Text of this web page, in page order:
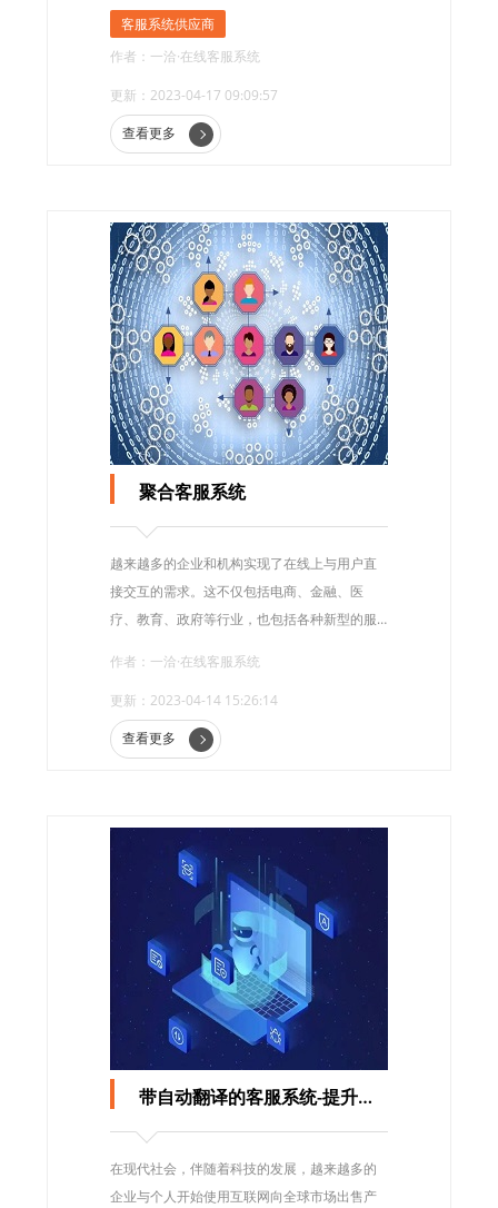
统供应商这一领域也逐渐崭露头角。
客服系统供应商
作者：一洽·在线客服系统
更新：2023-04-17 09:09:57
查看更多
聚合客服系统
越来越多的企业和机构实现了在线上与用户直
接交互的需求。这不仅包括电商、金融、医
疗、教育、政府等行业，也包括各种新型的服
交互过程中，用户与平台之间的沟通成为了其
中至关重要的一环。
作者：一洽·在线客服系统
更新：2023-04-14 15:26:14
查看更多
带自动翻译的客服系统-提升企业在国际市场的竞争力
在现代社会，伴随着科技的发展，越来越多的
企业与个人开始使用互联网向全球市场出售产